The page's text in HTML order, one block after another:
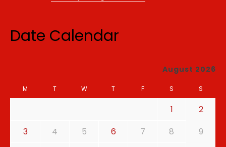
Date Calendar
August 2026
M T W T F S S
1
2
3
4 5 6 7 8
9